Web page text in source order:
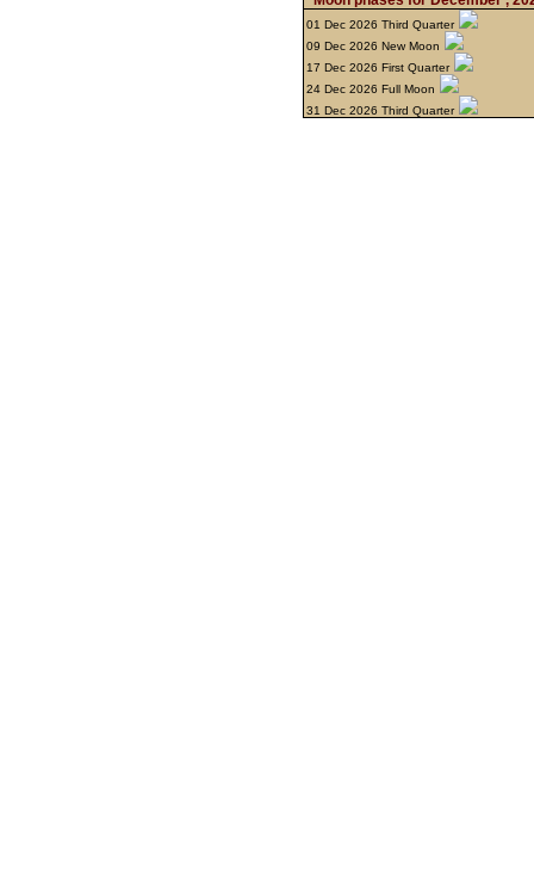
01 Dec 2026 Third Quarter
09 Dec 2026 New Moon
17 Dec 2026 First Quarter
24 Dec 2026 Full Moon
31 Dec 2026 Third Quarter